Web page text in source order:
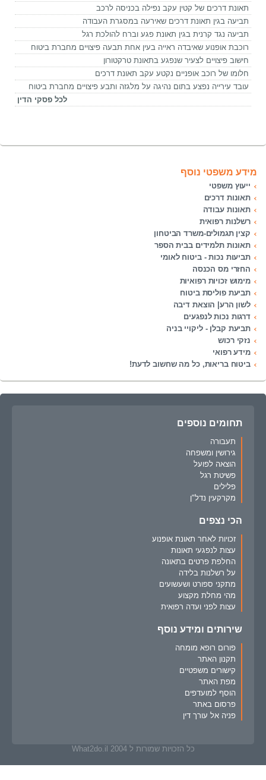
תאונת דרכים של קטין עקב נפילה בכניסה לרכב
תביעה בגין תאונת דרכים שאירעה במסגרת העבודה
תביעה נגד קרנית בגין תאונת פגע וברח להולכת רגל
רוכבת אופנוע שאיבדה ראייה בעין אחת תבעה פיצויים מחברת ביטוח
חישוב פיצויים לצעיר שנפגע בתאונת טרקטורון
חלומו של רוכב אופניים נקטע עקב תאונת דרכים
עובד עירייה נפצע בתום נהיגה על מלגזה ותבע פיצויים מחברת ביטוח
לכל פסקי הדין
מידע משפטי נוסף
ייעוץ משפטי
תאונות דרכים
תאונות עבודה
רשלנות רפואית
קצין תגמולים-משרד הביטחון
תאונות תלמידים בבית הספר
תביעות נכות - ביטוח לאומי
החזרי מס הכנסה
מימוש זכויות רפואיות
תביעת פוליסת ביטוח
לשון הרע| הוצאת דיבה
דרגות נכות לנפגעים
תביעת קבלן - ליקויי בניה
נזקי רכוש
מידע רפואי
ביטוח בריאות, כל מה שחשוב לדעת!
תחומים נוספים
תעבורה
גירושין ומשפחה
הוצאה לפועל
פשיטת רגל
פלילים
מקרקעין נדל"ן
הכי נצפים
זכויות לאחר תאונת אופנוע
עצות לנפגעי תאונות
החלפת פרטים בתאונה
על רשלנות בלידה
מתקני ספורט ושעשועים
מהי מחלת מקצוע
עצות לפני ועדה רפואית
שירותים ומידע נוסף
פורום רופא מומחה
תקנון האתר
קישורים משפטיים
מפת האתר
הוסף למועדפים
פרסום באתר
פניה אל עורך דין
כל הזכויות שמורות ל What2do.il 2004